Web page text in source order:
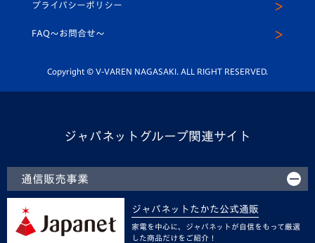
平和祈念活動
ホームタウン活動
スクール
公式LINE＠
プライバシーポリシー
FAQ〜お問合せ〜
Copyright © V-VAREN NAGASAKI. ALL RIGHT RESERVED.
ジャパネットグループ関連サイト
通信販売事業
ジャパネットたかた公式通販
家電を中心に、ジャパネットが自信をもって厳選
した商品だけをご紹介！